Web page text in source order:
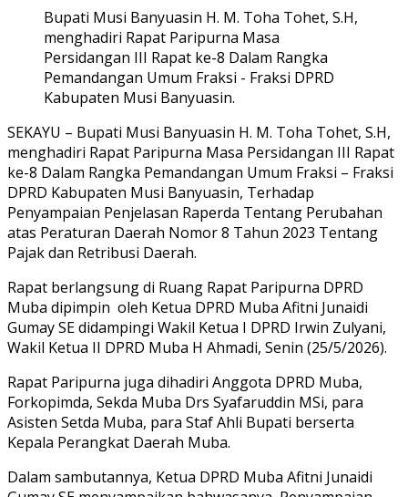
Bupati Musi Banyuasin H. M. Toha Tohet, S.H,
menghadiri Rapat Paripurna Masa
Persidangan III Rapat ke-8 Dalam Rangka
Pemandangan Umum Fraksi - Fraksi DPRD
Kabupaten Musi Banyuasin.
SEKAYU – Bupati Musi Banyuasin H. M. Toha Tohet, S.H,
menghadiri Rapat Paripurna Masa Persidangan III Rapat
ke-8 Dalam Rangka Pemandangan Umum Fraksi – Fraksi
DPRD Kabupaten Musi Banyuasin, Terhadap
Penyampaian Penjelasan Raperda Tentang Perubahan
atas Peraturan Daerah Nomor 8 Tahun 2023 Tentang
Pajak dan Retribusi Daerah.
Rapat berlangsung di Ruang Rapat Paripurna DPRD
Muba dipimpin oleh Ketua DPRD Muba Afitni Junaidi
Gumay SE didampingi Wakil Ketua I DPRD Irwin Zulyani,
Wakil Ketua II DPRD Muba H Ahmadi, Senin (25/5/2026).
Rapat Paripurna juga dihadiri Anggota DPRD Muba,
Forkopimda, Sekda Muba Drs Syafaruddin MSi, para
Asisten Setda Muba, para Staf Ahli Bupati berserta
Kepala Perangkat Daerah Muba.
Dalam sambutannya, Ketua DPRD Muba Afitni Junaidi